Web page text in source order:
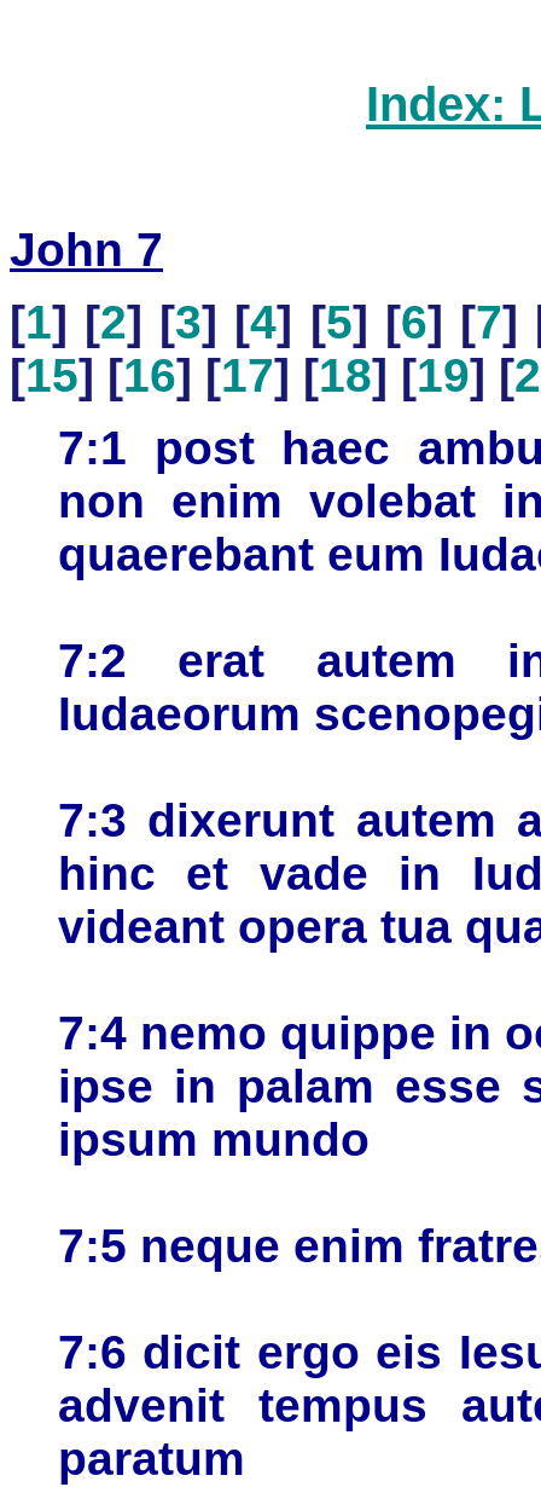
Index:
John 7
[1] [2] [3] [4] [5] [6] [7]
[15] [16] [17] [18] [19] [
7:1 post haec
non enim volebat
quaerebant eum
7:2 erat autem
Iudaeorum
7:3 dixerunt autem
hinc et vade in
videant opera tua
7:4 nemo quippe in
ipse in palam esse
ipsum mundo
7:5 neque enim
7:6 dicit ergo eis
advenit tempus
paratum